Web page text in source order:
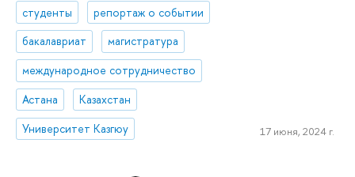
студенты
репортаж о событии
бакалавриат
магистратура
международное сотрудничество
Астана
Казахстан
Университет Казгюу
17 июня, 2024 г.